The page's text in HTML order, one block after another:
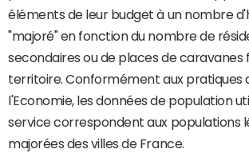
éléments de leur budget à un nombre
"majoré" en fonction du nombre de
secondaires ou de places de caravanes
territoire. Conformément aux pratiques
l'Economie, les données de population
service correspondent aux populations
majorées des villes de France.